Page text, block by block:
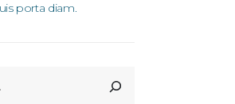
porta diam.